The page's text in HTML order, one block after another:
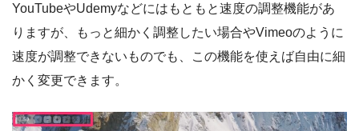
YouTubeやUdemyなどにはもともと速度の調整機能があ
りますが、もっと細かく調整したい場合やVimeoのように
速度が調整できないものでも、この機能を使えば自由に細
かく変更できます。